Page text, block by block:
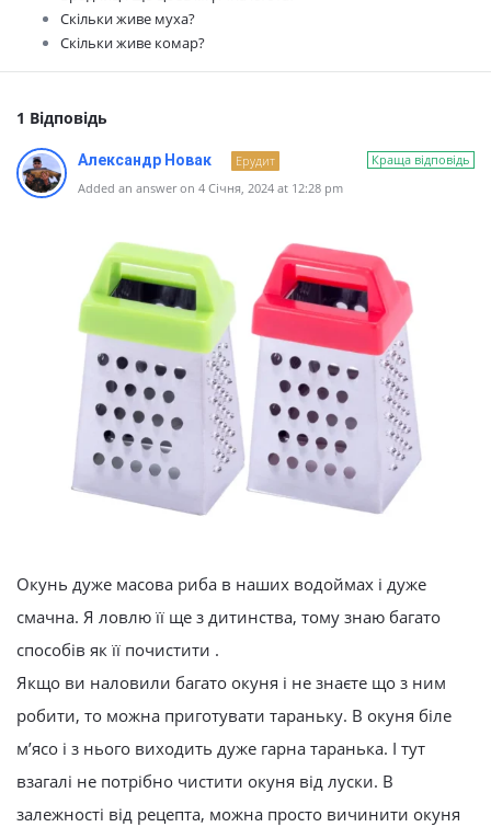
Скільки живе муха?
Скільки живе комар?
1 Відповідь
Краща відповідь
Александр Новак
Ерудит
Added an answer on 4 Січня, 2024 at 12:28 pm
Окунь дуже масова риба в наших водоймах і дуже
смачна. Я ловлю її ще з дитинства, тому знаю багато
способів як її почистити .
Якщо ви наловили багато окуня і не знаєте що з ним
робити, то можна приготувати тараньку. В окуня біле
м’ясо і з нього виходить дуже гарна таранька. І тут
взагалі не потрібно чистити окуня від луски. В
залежності від рецепта, можна просто вичинити окуня